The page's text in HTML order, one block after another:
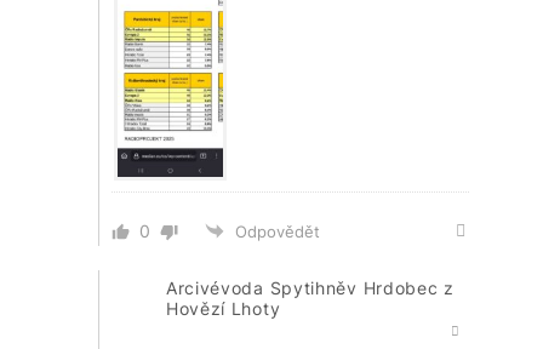
0 Odpovědět
Arcivévoda Spytihněv Hrdobec z
Hovězí Lhoty